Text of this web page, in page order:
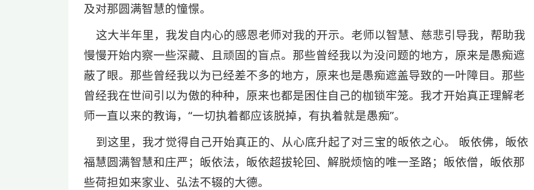
及对那圆满智慧的憧憬。
这大半年里，我发自内心的感恩老师对我的开示。老师以智慧、慈悲引导我，帮助我
慢慢开始内察一些深藏、且顽固的盲点。那些曾经我以为没问题的地方，原来是愚痴遮
蔽了眼。那些曾经我以为已经差不多的地方，原来也是愚痴遮盖导致的一叶障目。那些
曾经我在世间引以为傲的种种，原来也都是困住自己的枷锁牢笼。我才开始真正理解老
师一直以来的教诲，“一切执着都应该脱掉，有执着就是愚痴”。
到这里，我才觉得自己开始真正的、从心底升起了对三宝的皈依之心。 皈依佛，皈依
福慧圆满智慧和庄严；皈依法，皈依超拔轮回、解脱烦恼的唯一圣路；皈依僧，皈依那
些荷担如来家业、弘法不辍的大德。